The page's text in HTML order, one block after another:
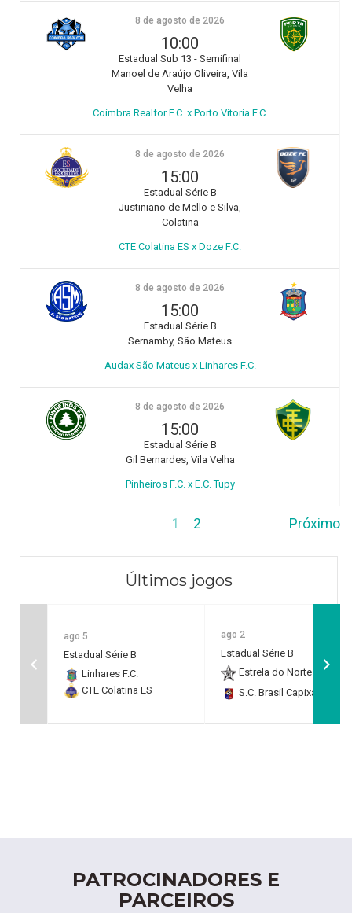
8 de agosto de 2026
10:00
Estadual Sub 13 - Semifinal
Manoel de Araújo Oliveira, Vila
Velha
Coimbra Realfor F.C. x Porto Vitoria F.C.
8 de agosto de 2026
15:00
Estadual Série B
Justiniano de Mello e Silva,
Colatina
CTE Colatina ES x Doze F.C.
8 de agosto de 2026
15:00
Estadual Série B
Sernamby, São Mateus
Audax São Mateus x Linhares F.C.
8 de agosto de 2026
15:00
Estadual Série B
Gil Bernardes, Vila Velha
Pinheiros F.C. x E.C. Tupy
1 2 Próximo
Últimos jogos
ago 5
Estadual Série B
Linhares F.C.
CTE Colatina ES
ago 2
Estadual Série B
Estrela do Norte F.C.
S.C. Brasil Capixaba
PATROCINADORES E
PARCEIROS